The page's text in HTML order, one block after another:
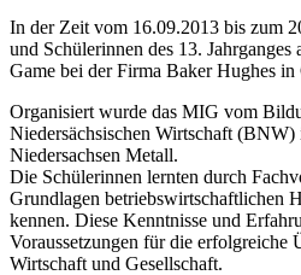
In der Zeit vom 16.09.2013 bis zum
und Schülerinnen des 13.
Game bei der Firma Baker Hughes in
Organisiert wurde das MIG vom
Niedersächsischen Wirtschaft
Niedersachsen Metall.
Die Schülerinnen lernten durch
Grundlagen betriebswirtschaftlichen
kennen. Diese Kenntnisse und
Voraussetzungen für die erfolgreiche
Wirtschaft und Gesellschaft.